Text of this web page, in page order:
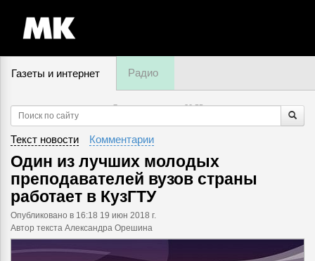
Газеты и интернет Радио
7 августа, пятница,20:55
Текст новости Комментарии
Один из лучших молодых
преподавателей вузов страны
работает в КузГТУ
Опубликовано в 16:18 19 июн 2018 г.
Автор текста Александра Орешина